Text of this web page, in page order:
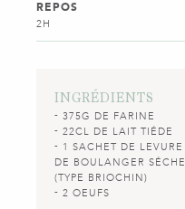
REPOS
2H
INGRÉDIENTS
375G DE FARINE
22CL DE LAIT TIÉDE
1 SACHET DE LEVURE
DE BOULANGER SÉCHE
(TYPE BRIOCHIN)
2 OEUFS